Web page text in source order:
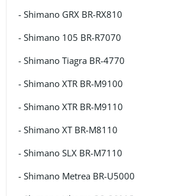
- Shimano GRX BR-RX810
- Shimano 105 BR-R7070
- Shimano Tiagra BR-4770
- Shimano XTR BR-M9100
- Shimano XTR BR-M9110
- Shimano XT BR-M8110
- Shimano SLX BR-M7110
- Shimano Metrea BR-U5000